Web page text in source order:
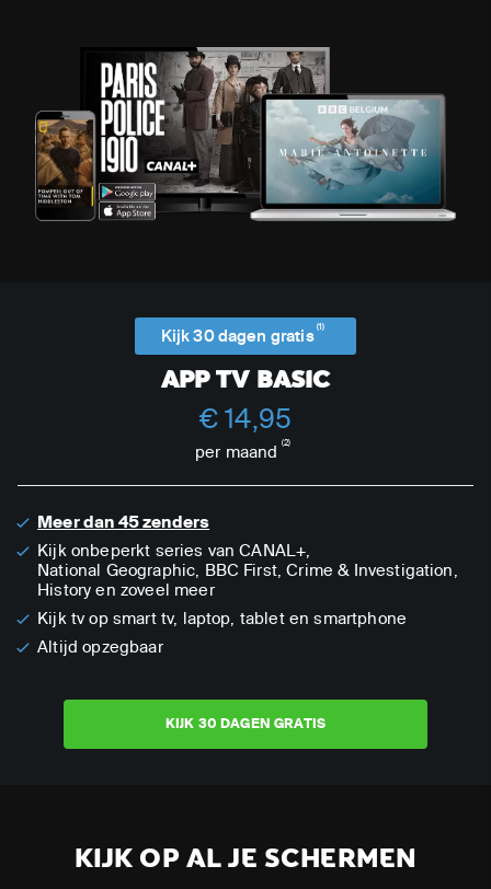
Kijk 30 dagen gratis(1)
APP TV BASIC
€ 14,95
per maand(2)
Meer dan 45 zenders
Kijk onbeperkt series van CANAL+,
National Geographic, BBC First, Crime & Investigation,
History en zoveel meer
Kijk tv op smart tv, laptop, tablet en smartphone
Altijd opzegbaar
KIJK 30 DAGEN GRATIS
KIJK OP AL JE SCHERMEN